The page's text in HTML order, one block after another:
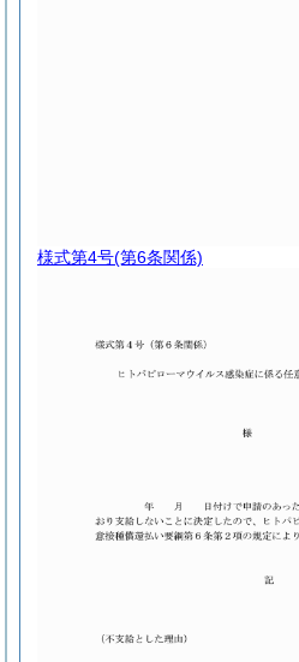
様式第4号(第6条関係)